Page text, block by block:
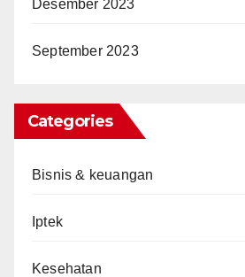
Desember 2023
September 2023
Categories
Bisnis & keuangan
Iptek
Kesehatan